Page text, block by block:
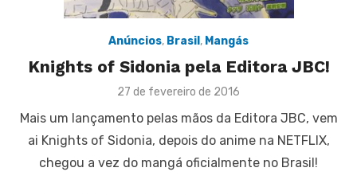
Anúncios, Brasil , Mangás
Knights of Sidonia pela Editora JBC!
Posted
27 de fevereiro de 2016
Mais um lançamento pelas mãos da Editora JBC, vem
ai Knights of Sidonia, depois do anime na NETFLIX,
chegou a vez do mangá oficialmente no Brasil!